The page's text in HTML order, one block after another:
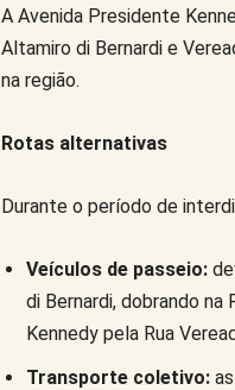
A Avenida Presidente
Altamiro di Bernardi e
na região.
Rotas alternativas
Durante o período de
Veículos de passeio:
di Bernardi, dobrando na
Kennedy pela Rua
Transporte coletivo: